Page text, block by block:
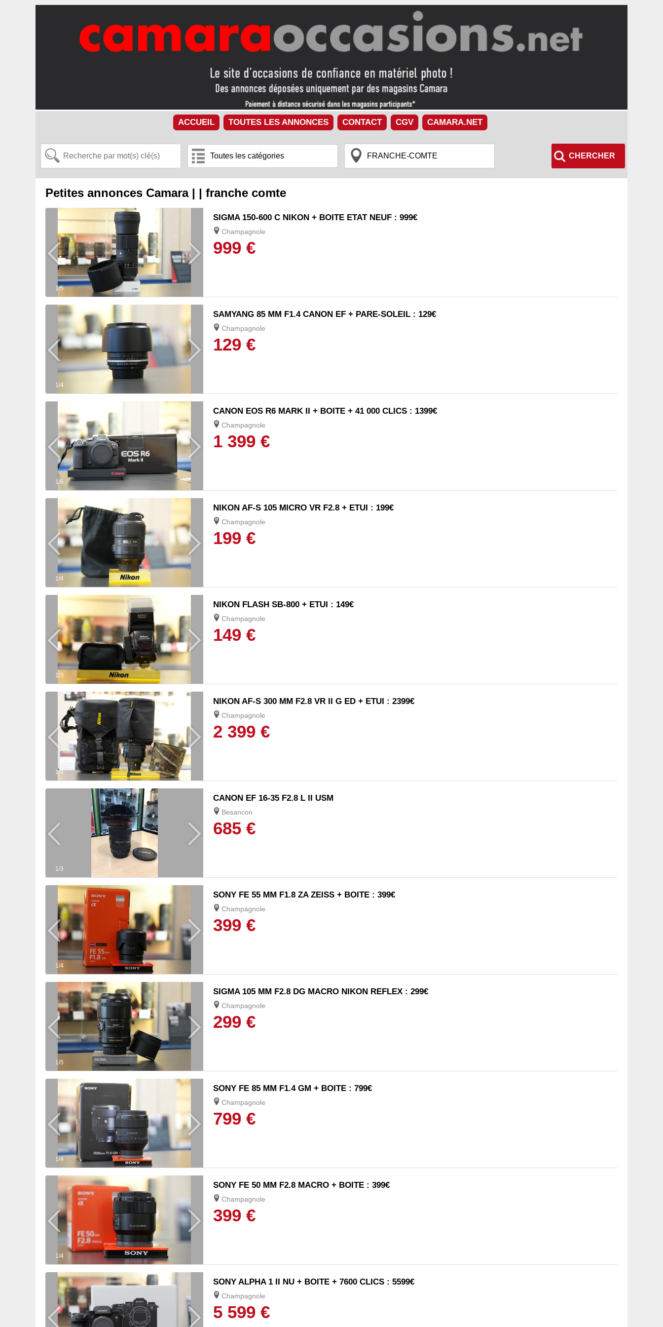
ACCUEIL TOUTES LES ANNONCES CONTACT CGV CAMARA.NET
CHERCHER
Petites annonces Camara | | franche comte
1/5
SIGMA 150-600 C NIKON + BOITE ETAT NEUF : 999€
Champagnole
999 €
1/4
SAMYANG 85 MM F1.4 CANON EF + PARE-SOLEIL : 129€
Champagnole
129 €
1/6
CANON EOS R6 MARK II + BOITE + 41 000 CLICS : 1399€
Champagnole
1 399 €
1/4
NIKON AF-S 105 MICRO VR F2.8 + ETUI : 199€
Champagnole
199 €
1/3
NIKON FLASH SB-800 + ETUI : 149€
Champagnole
149 €
1/4
NIKON AF-S 300 MM F2.8 VR II G ED + ETUI : 2399€
Champagnole
2 399 €
1/3
CANON EF 16-35 F2.8 L II USM
Besancon
685 €
1/4
SONY FE 55 MM F1.8 ZA ZEISS + BOITE : 399€
Champagnole
399 €
1/5
SIGMA 105 MM F2.8 DG MACRO NIKON REFLEX : 299€
Champagnole
299 €
1/4
SONY FE 85 MM F1.4 GM + BOITE : 799€
Champagnole
799 €
1/4
SONY FE 50 MM F2.8 MACRO + BOITE : 399€
Champagnole
399 €
SONY ALPHA 1 II NU + BOITE + 7600 CLICS : 5599€
Champagnole
5 599 €